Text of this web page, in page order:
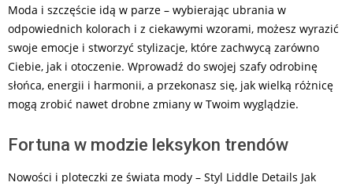
Moda i szczęście idą w parze – wybierając ubrania w
odpowiednich kolorach i z ciekawymi wzorami, możesz wyrazić
swoje emocje i stworzyć stylizacje, które zachwycą zarówno
Ciebie, jak i otoczenie. Wprowadź do swojej szafy odrobinę
słońca, energii i harmonii, a przekonasz się, jak wielką różnicę
mogą zrobić nawet drobne zmiany w Twoim wyglądzie.
Fortuna w modzie leksykon trendów
Nowości i ploteczki ze świata mody – Styl Liddle Details Jak